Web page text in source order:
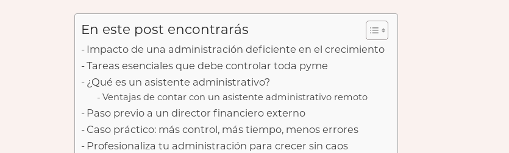
En este post encontrarás
Impacto de una administración deficiente en el crecimiento
Tareas esenciales que debe controlar toda pyme
¿Qué es un asistente administrativo?
Ventajas de contar con un asistente administrativo remoto
Paso previo a un director financiero externo
Caso práctico: más control, más tiempo, menos errores
Profesionaliza tu administración para crecer sin caos